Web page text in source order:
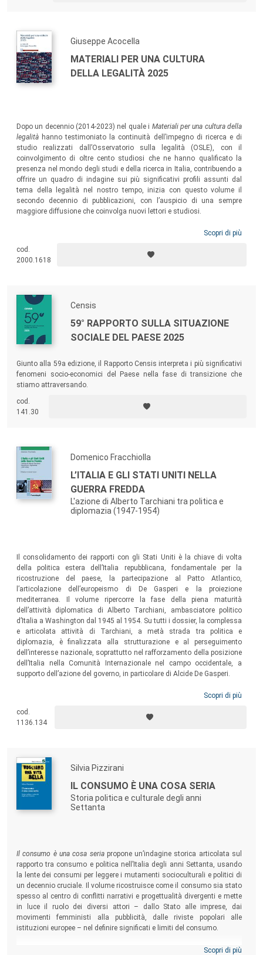
Giuseppe Acocella
MATERIALI PER UNA CULTURA
DELLA LEGALITÀ 2025
Dopo un decennio (2014-2023) nel quale i Materiali per una cultura della
legalità hanno testimoniato la continuità dell’impegno di ricerca e di
studio realizzati dall’Osservatorio sulla legalità (OSLE), con il
coinvolgimento di oltre cento studiosi che ne hanno qualificato la
presenza nel mondo degli studi e della ricerca in Italia, contribuendo a
offrire un quadro di indagine sui più significativi profili assunti dal
tema della legalità nel nostro tempo, inizia con questo volume il
secondo decennio di pubblicazioni, con l’auspicio di una sempre
maggiore diffusione che coinvolga nuovi lettori e studiosi.
Scopri di più
cod.
2000.1618
Censis
59° RAPPORTO SULLA SITUAZIONE
SOCIALE DEL PAESE 2025
Giunto alla 59a edizione, il Rapporto Censis interpreta i più significativi
fenomeni socio-economici del Paese nella fase di transizione che
stiamo attraversando.
cod.
141.30
Domenico Fracchiolla
L’ITALIA E GLI STATI UNITI NELLA
GUERRA FREDDA
L'azione di Alberto Tarchiani tra politica e
diplomazia (1947-1954)
Il consolidamento dei rapporti con gli Stati Uniti è la chiave di volta
della politica estera dell’Italia repubblicana, fondamentale per la
ricostruzione del paese, la partecipazione al Patto Atlantico,
l’articolazione dell’europeismo di De Gasperi e la proiezione
mediterranea. Il volume ripercorre la fase della piena maturità
dell’attività diplomatica di Alberto Tarchiani, ambasciatore politico
d’Italia a Washington dal 1945 al 1954. Su tutti i dossier, la complessa
e articolata attività di Tarchiani, a metà strada tra politica e
diplomazia, è finalizzata alla strutturazione e al perseguimento
dell’interesse nazionale, soprattutto nel rafforzamento della posizione
dell’Italia nella Comunità Internazionale nel campo occidentale, a
supporto dell’azione del governo, in particolare di Alcide De Gasperi.
Scopri di più
cod.
1136.134
Silvia Pizzirani
IL CONSUMO È UNA COSA SERIA
Storia politica e culturale degli anni
Settanta
Il consumo è una cosa seriapropone un’indagine storica articolata sul
rapporto tra consumo e politica nell’Italia degli anni Settanta, usando
la lente dei consumi per leggere i mutamenti socioculturali e politici di
un decennio cruciale. Il volume ricostruisce come il consumo sia stato
spesso al centro di conflitti narrativi e progettualità divergenti e mette
in luce il ruolo dei diversi attori – dallo Stato alle imprese, dai
movimenti femministi alla pubblicità, dalle riviste popolari alle
istituzioni europee – nel definire significati e limiti del consumo.
Scopri di più